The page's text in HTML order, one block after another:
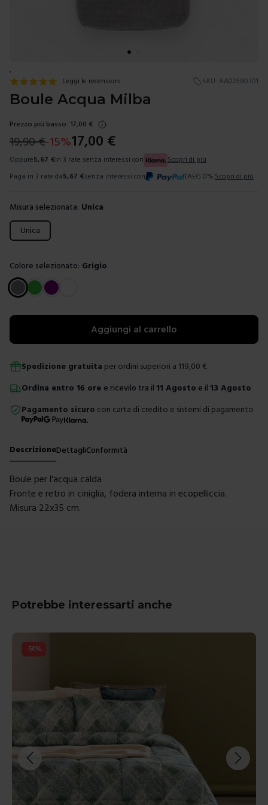
.
Leggi le recensioni SKU: AA02580301
Boule Acqua Milba
Prezzo più basso: 17,00 €
19,90€-15%17,00 €
Oppure5,67 €in 3 rate senza interessi con
Scopri di più
Paga in 3 rate da5,67 €senza interessi con TAEG 0%. Scopri di più
Misura selezionata: Unica
Scegli una misura
Unica
Colore selezionato: Grigio
Scegli un colore
Aggiungi al carrello
Spedizione gratuita per ordini superiori a 119,00 €
Ordina entro 16 ore e ricevilo tra il 11 Agosto e il 13 Agosto
Pagamento sicuro con carta di credito e sistemi di pagamento
DescrizioneDettagliConformità
Boule per l'acqua calda
Fronte e retro in ciniglia, fodera interna in ecopelliccia.
Misura 22x35 cm.
Potrebbe interessarti anche
-50%